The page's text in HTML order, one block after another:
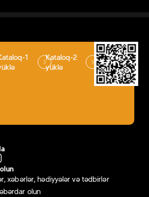
1
Kataloq-2
yüklə
xəbərlər, hədiyyələr və tədbirlər
olun